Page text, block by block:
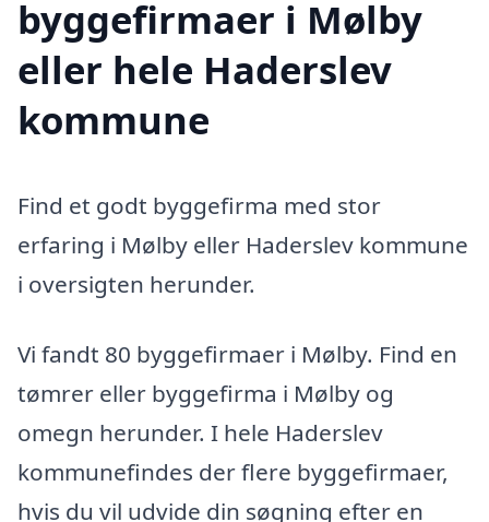
byggefirmaer i Mølby
eller hele Haderslev
kommune
Find et godt byggefirma med stor
erfaring i Mølby eller Haderslev kommune
i oversigten herunder.
Vi fandt 80 byggefirmaer i Mølby. Find en
tømrer eller byggefirma i Mølby og
omegn herunder. I hele Haderslev
kommunefindes der flere byggefirmaer,
hvis du vil udvide din søgning efter en